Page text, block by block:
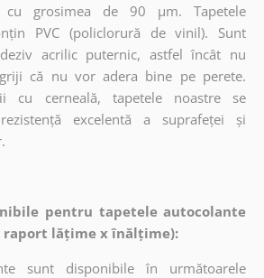
grosimea de 90 µm. Tapetele
PVC (policlorură de vinil). Sunt
acrilic puternic, astfel încât nu
că nu vor adera bine pe perete.
cu cerneală, tapetele noastre se
excelentă a suprafeței și
pentru tapetele autocolante
raport lățime x înălțime):
sunt disponibile în următoarele